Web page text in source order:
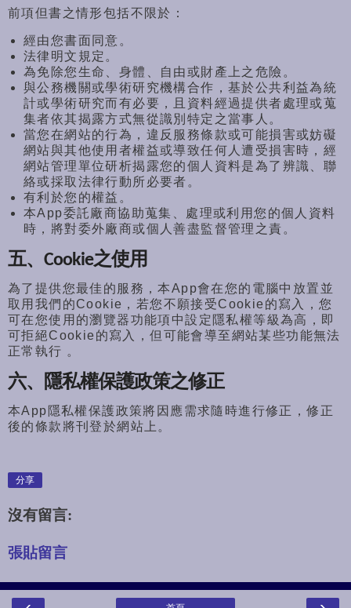
前項但書之情形包括不限於：
經由您書面同意。
法律明文規定。
為免除您生命、身體、自由或財產上之危險。
與公務機關或學術研究機構合作， 基於公共利益為統
計或學術研究而有必要，
且資料經過提供者處理或蒐
集者依其揭露方式無從識別特定之當事人 。
當您在網站的行為， 違反服務條款或可能損害或妨礙
網站與其他使用者權益或導致任何人遭受損害時，經
網站管理單位研析揭露您的個人資料是為了辨識、 聯
絡或採取法律行動所必要者。
有利於您的權益。
本App委託廠商協助蒐集、處理或利用您的個人資料
時， 將對委外廠商或個人善盡監督管理之責。
五、Cookie之使用
為了提供您最佳的服務，本App會在您的電腦中放置並
取用我們的Cookie， 若您不願接受Cookie的寫入，您
可在您使用的瀏覽器功能項中設定隱私權等級為高， 即
可拒絕Cookie的寫入，但可能會導至網站某些功能無法
正常執行 。
六、隱私權保護政策之修正
本App隱私權保護政策將因應需求隨時進行修正，修正
後的條款將刊登於網站上。
分享
沒有留言:
張貼留言